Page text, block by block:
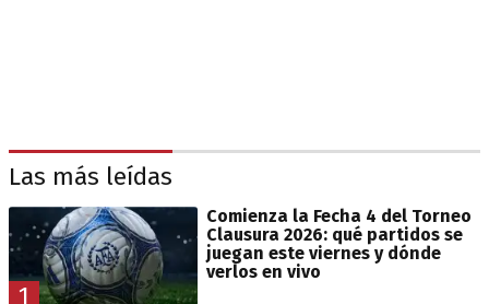
Las más leídas
1
Comienza la Fecha 4 del Torneo
Clausura 2026: qué partidos se
juegan este viernes y dónde
verlos en vivo